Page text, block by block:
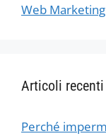
Web Marketing
Articoli recenti
Perché